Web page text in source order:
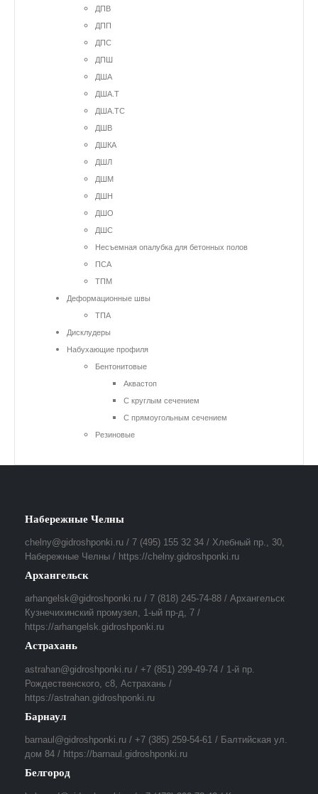
ДПВ
ДПП
ДПС
ДПШ
ДША
ДША.Т
ДША.ТС
ДШВ
ДШКА
ДШЛ
ДШМ
ДШН
ДШО
ДШС
Несъемная опалубка для бетонных полов
ПСА
ТПМ
Деформационные швы
ТПА
Дисклудеры
Набухающие профиля
Бентонитовые
Аквастоп
С круглым сечением
С прямоугольным сечением
Резиновые
Набережные Челны
chelny@gidroshponki.ru / 7 (495) 155 32 34 / Хлебный пр., 30,
Набережные Челны / https://chelny.gidroshponki.ru
Архангельск
arhangelsk@gidroshponki.ru / 7 (818) 245-74-88 / Архангельск
Кузнечихинский промузел, 1-ый пр-д, 7 /
https://arhangelsk.gidroshponki.ru
Астрахань
astrahan@gidroshponki.ru / +7 (851) 299-49-74 / 1-й пр.
Рождественского, с8, Астрахань /
https://astrahan.gidroshponki.ru
Барнаул
barnaul@gidroshponki.ru / +7 (385) 259-54-61 / Балтийская ул.
дом 84 / https://barnaul.gidroshponki.ru
Белгород